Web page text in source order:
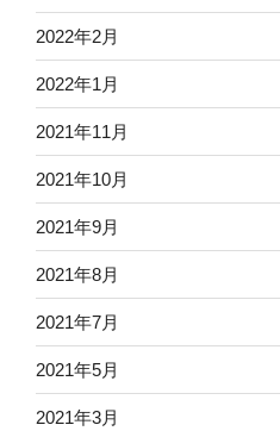
2022年2月
2022年1月
2021年11月
2021年10月
2021年9月
2021年8月
2021年7月
2021年5月
2021年3月